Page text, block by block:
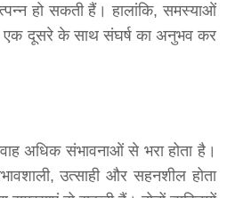
हो सकती हैं। हालांकि, समस्याओं
एक दूसरे के साथ संघर्ष का अनुभव कर
अधिक संभावनाओं से भरा होता है।
उत्साही और सहनशील होता